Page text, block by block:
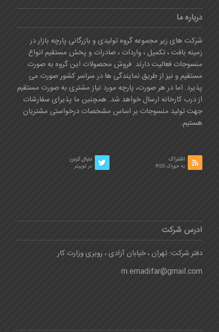
درباره ما
شرکت های زیر مجموعه گروه تولیدی و بازرگانی پارچه بازار در
زمینه بافت ، تکمیل ، واردات ، صادرات و پخش مستقیم انواع
منسوجات فعالیت دارند. فروش محصولات این گروه به صورت
مستقیم و نیز از طریق نمایندگی ها در سراسر کشور صورت می
پذیرد. اما در هر صورت، پارچه مورد نیاز مشتری به صورت مستقیم
از درب کارخانه ارسال خواهد شد. همچنین ما پذیرای سفارشات
جهت تولید منسوجات بر اساس مشخصات درخواستی مشتریان
هستیم.
دنبال کردن
در توییتر
اشتراک
به خوراک RSS
آدرس شرکت
دفتر شرکت: تهران ، خیابان آزادی ، روبری وزارت کار
m.emadifar@gmail.com